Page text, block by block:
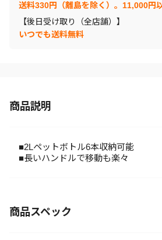
送料330円（離島を除く）。11,000円
【後日受け取り（全店舗）】
いつでも送料無料
商品説明
■2Lペットボトル6本収納可能
■長いハンドルで移動も楽々
商品スペック